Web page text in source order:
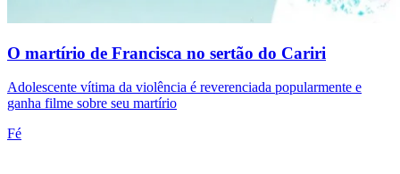
O martírio de Francisca no sertão do Cariri
Adolescente vítima da violência é reverenciada popularmente e
ganha filme sobre seu martírio
Fé